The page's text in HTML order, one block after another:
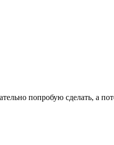
попробую сделать, а